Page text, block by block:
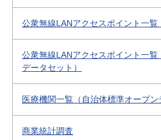
公衆無線LANアクセスポイント一覧
公衆無線LANアクセスポイント一
データセット）
医療機関一覧（自治体標準オープン
商業統計調査